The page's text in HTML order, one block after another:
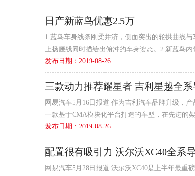
日产新蓝鸟优惠2.5万
1.蓝鸟车身线条刚柔并济，侧面突出的轮拱曲线
上扬腰线同时描绘出俯冲的车身姿态。2.新蓝鸟
形状运动方向盘，...
发布日期：2019-08-26
三款动力推荐耀星者 吉利星越全系
网易汽车5月16日报道 作为吉利汽车品牌升级，
一款基于CMA模块化平台打造的车型，在先进的
果最为显著的新车
发布日期：2019-08-26
配置很有吸引力 沃尔沃XC40全系
网易汽车5月28日报道 沃尔沃XC40是上半年最重